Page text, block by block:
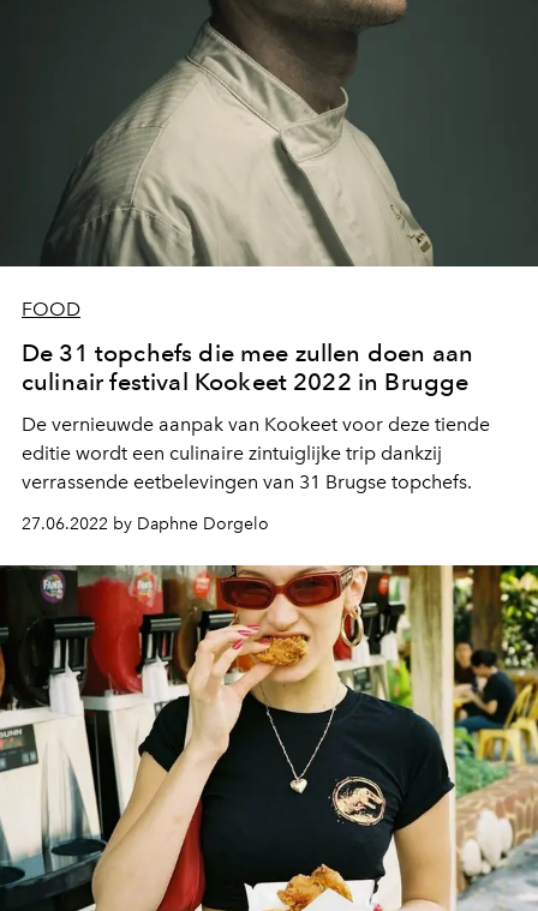
FOOD
De 31 topchefs die mee zullen doen aan
culinair festival Kookeet 2022 in Brugge
De vernieuwde aanpak van Kookeet voor deze tiende
editie wordt een culinaire zintuiglijke trip dankzij
verrassende eetbelevingen van 31 Brugse topchefs.
27.06.2022 by Daphne Dorgelo